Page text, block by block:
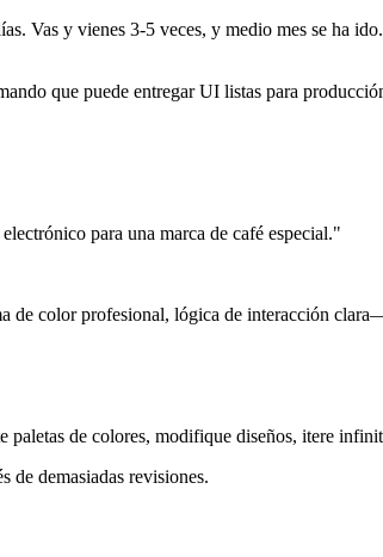
Vas y vienes 3-5 veces, y medio mes se ha
que puede entregar UI listas para
para una marca de café especial."
color profesional, lógica de interacción
de colores, modifique diseños, itere
de demasiadas revisiones.